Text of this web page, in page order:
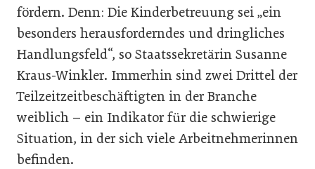
fördern. Denn: Die Kinderbetreuung sei „ein
besonders herausforderndes und dringliches
Handlungsfeld“, so Staatssekretärin Susanne
Kraus-Winkler. Immerhin sind zwei Drittel der
Teilzeitzeitbeschäftigten in der Branche
weiblich – ein Indikator für die schwierige
Situation, in der sich viele Arbeitnehmerinnen
befinden.